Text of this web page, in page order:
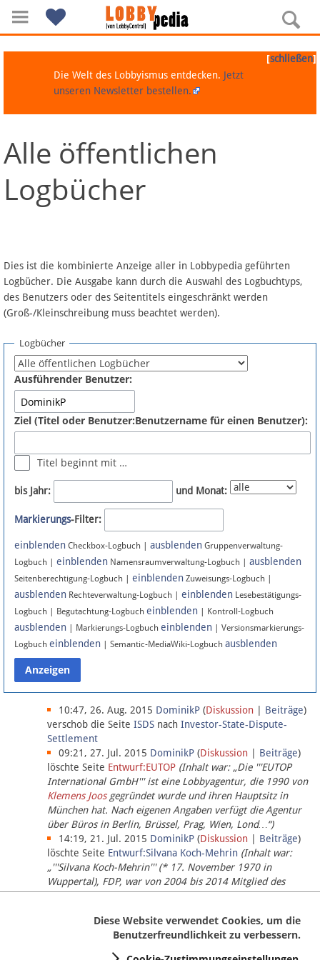
Navigation
Über Lobbypedia
Artikel nach Kategorien
FAQ
Fördermitglied werden
Fehler melden
Newsletter
Bluesky
Facebook
Instagram
Anmelden
Datenschutz
Über Lobbypedia
Impressum
[schließen]
Die Welt des Lobbyismus entdecken. Jetzt
unseren Newsletter bestellen.
Alle öffentlichen
Logbücher
Dies ist die kombinierte Anzeige aller in Lobbypedia geführten
Logbücher. Die Ausgabe kann durch die Auswahl des Logbuchtyps,
des Benutzers oder des Seitentitels eingeschränkt werden
(Groß-/Kleinschreibung muss beachtet werden).
Logbücher
Ausführender Benutzer:
Ziel (Titel oder Benutzer:Benutzername für einen Benutzer):
Titel beginnt mit …
bis Jahr: und Monat:
Markierungs-Filter:
einblenden Checkbox-Logbuch | ausblenden Gruppenverwaltung-
Logbuch | einblenden Namensraumverwaltung-Logbuch | ausblenden
Seitenberechtigung-Logbuch | einblenden Zuweisungs-Logbuch |
ausblenden Rechteverwaltung-Logbuch | einblenden Lesebestätigungs-
Logbuch | Begutachtung-Logbuch einblenden | Kontroll-Logbuch
ausblenden | Markierungs-Logbuch einblenden | Versionsmarkierungs-
Logbuch einblenden | Semantic-MediaWiki-Logbuch ausblenden
10:47, 26. Aug. 2015 DominikP (Diskussion Beiträge)
verschob die Seite ISDS nach Investor-State-Dispute-
Settlement
09:21, 27. Jul. 2015 DominikP (Diskussion Beiträge)
löschte Seite Entwurf:EUTOP (Inhalt war: „Die '''EUTOP
International GmbH''' ist eine Lobbyagentur, die 1990 von
Klemens Joosgegründet wurde und ihren Hauptsitz in
München hat. Nach eigenen Angaben verfügt die Agentur
über Büros in Berlin, Brüssel, Prag, Wien, Lond…“)
14:19, 21. Jul. 2015 DominikP (Diskussion Beiträge)
löschte Seite Entwurf:Silvana Koch-Mehrin (Inhalt war:
„'''Silvana Koch-Mehrin''' (* 17. November 1970 in
Wuppertal), FDP, war von 2004 bis 2014 Mitglied des
Europäischen Parlaments, seit November 2014 ist sie für
Diese Website verwendet Cookies, um die
Benutzerfreundlichkeit zu verbessern.